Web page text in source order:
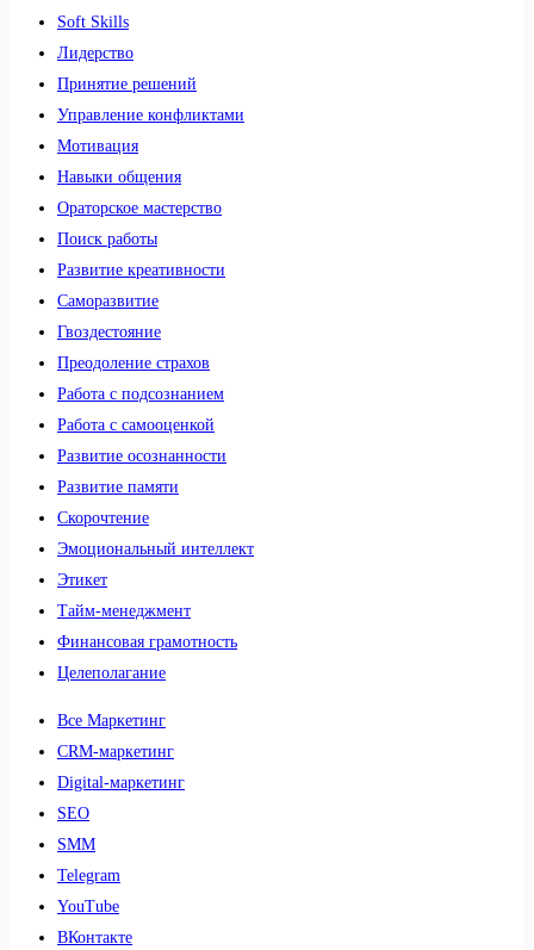
Soft Skills
Лидерство
Принятие решений
Управление конфликтами
Мотивация
Навыки общения
Ораторское мастерство
Поиск работы
Развитие креативности
Саморазвитие
Гвоздестояние
Преодоление страхов
Работа с подсознанием
Работа с самооценкой
Развитие осознанности
Развитие памяти
Скорочтение
Эмоциональный интеллект
Этикет
Тайм-менеджмент
Финансовая грамотность
Целеполагание
Все Маркетинг
CRM-маркетинг
Digital-маркетинг
SEO
SMM
Telegram
YouTube
ВКонтакте